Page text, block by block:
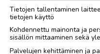
– Savusaunan
ja sen
puolimetrisiä halkoja,
Tietojen tallentaminen
tietojen käyttö
Kohdennettu mainonta ja
sisällön mittaaminen sekä
Palvelujen kehittäminen ja